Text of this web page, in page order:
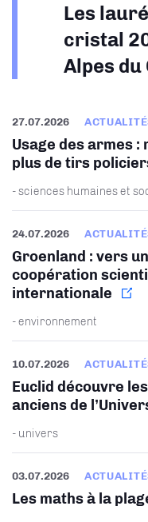
Les
cristal
Alpes du
27.07.2026
Usage des armes :
plus de tirs
- sciences humaines et
24.07.2026
Groenland : vers
coopération
internationale
- environnement
10.07.2026
Euclid découvre
anciens de
- univers
03.07.2026
Les maths à la